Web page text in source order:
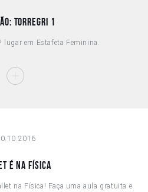
TORREGRI 1
lugar em Estafeta Feminina.
É NA FÍSICA
na Física! Faça uma aula gratuita e